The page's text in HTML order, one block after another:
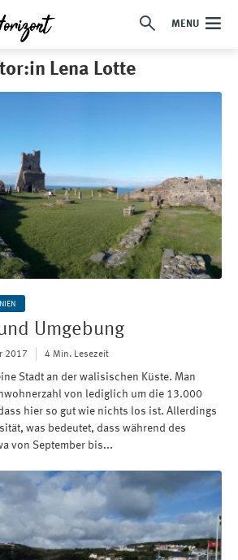
MENU
Lena Lotte
Umgebung
2017 4 Min. Lesezeit
Stadt an der walisischen Küste. Man
von lediglich um die 13.000
hier so gut wie nichts los ist. Allerdings
was bedeutet, dass während des
von September bis...